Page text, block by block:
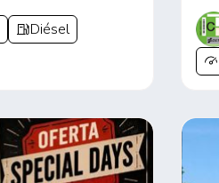
Diésel